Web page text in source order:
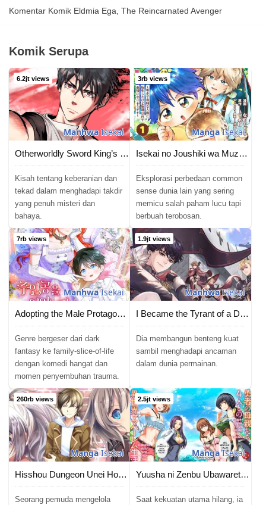
Komentar Komik Eldmia Ega, The Reincarnated Avenger
Komik Serupa
6.2jt views
ManhwaIsekai
Otherworldly Sword King’s Survival Records
Kisah tentang keberanian dan
tekad dalam menghadapi takdir
yang penuh misteri dan
bahaya.
3rb views
MangaIsekai
Isekai no Joushiki wa Muzukashii: Kishou de Saijaku na Hitozoku ni Tensei Shita Kedo Butsuri Igai de Saikyou ni Nari Sou Desu
Eksplorasi perbedaan common
sense dunia lain yang sering
memicu salah paham lucu tapi
berbuah terobosan.
7rb views
ManhwaIsekai
Adopting the Male Protagonist Changed the Genre
Genre bergeser dari dark
fantasy ke family-slice-of-life
dengan komedi hangat dan
momen penyembuhan trauma.
1.9jt views
ManhwaIsekai
I Became the Tyrant of a Defense Game
Dia membangun benteng kuat
sambil menghadapi ancaman
dalam dunia permainan.
260rb views
MangaIsekai
Hisshou Dungeon Unei Houhou
Seorang pemuda mengelola
2.5jt views
MangaIsekai
Yuusha ni Zenbu Ubawareta Ore wa Yuusha no Hahaoya to Party wo Kumimashita!
Saat kekuatan utama hilang, ia